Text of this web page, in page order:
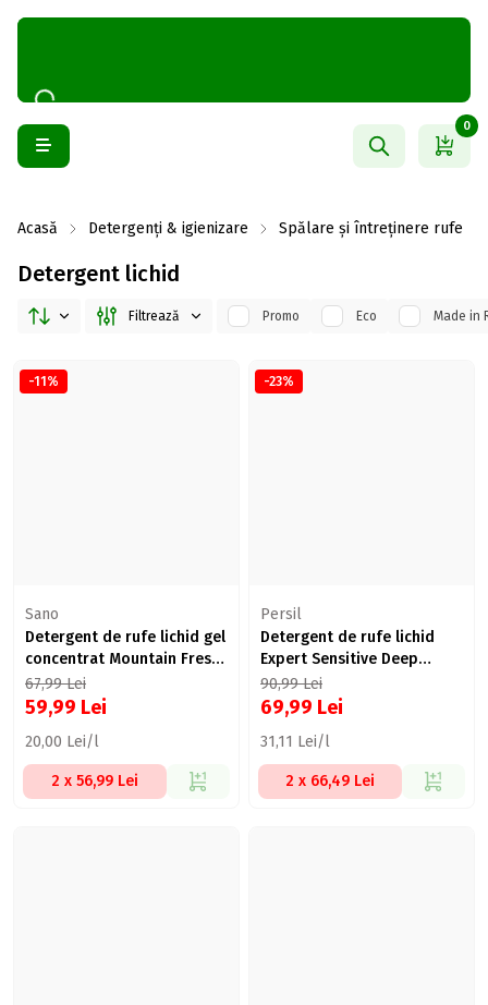
0
Acasă Detergenți & igienizare Spălare și întreținere rufe
Detergent lichid
Filtrează Promo Eco Made in
-11%
Sano
Detergent de rufe lichid gel
concentrat Mountain Fresh,
60 spălări, 3l
67,99Lei
59,99 Lei
20,00 Lei/l
2 x 56,99 Lei
-23%
Persil
Detergent de rufe lichid
Expert Sensitive Deep
Clean, 50 spălări, 2.25l
90,99Lei
69,99 Lei
31,11 Lei/l
2 x 66,49 Lei